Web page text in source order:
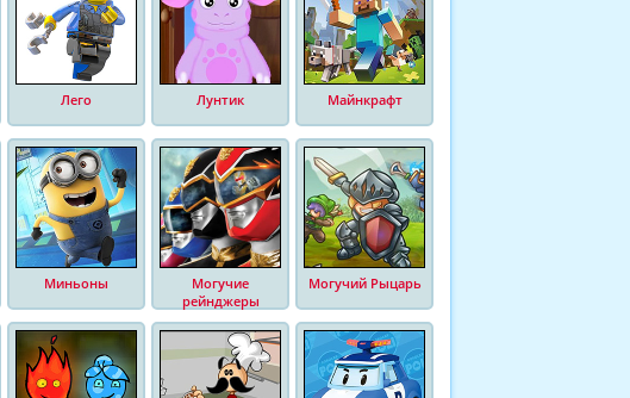
Лего Лунтик Майнкрафт
Миньоны
Могучие
рейнджеры
Могучий Рыцарь